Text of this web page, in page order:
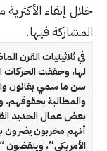
خلال إبقاء
المشاركة فيها.
في ثلاثينيات القرن
لها، وحققت الحركات
سن ما سمي بقانون
والمطالبة بحقوقهم.
بعض عمال الحديد
أنهم مخربون يضرون
الأمريكي”، وينقضون